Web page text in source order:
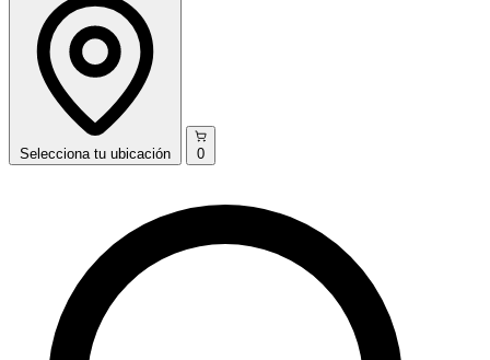
Selecciona tu ubicación 0